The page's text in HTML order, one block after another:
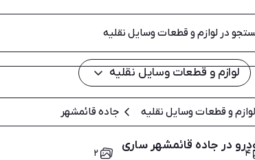
لوازم و قطعات وسایل نقلیه
لوازم و قطعات وسایل نقلیه جاده قائمشهر
در جاده قائمشهر ساری ۴ ۲